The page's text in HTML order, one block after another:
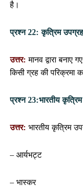
है।
प्रश्न 22: कृत्रिम
उत्तर: मानव द्वारा बनाए
किसी ग्रह की
प्रश्न 23:भारतीय
उत्तर: भारतीय कृत्रिम
– आर्यभट्ट
– भास्कर